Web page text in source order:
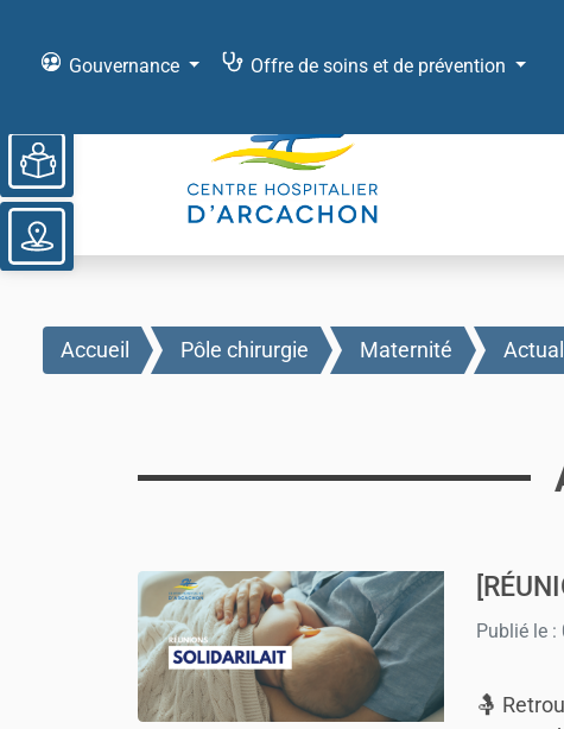
Gouvernance Offre de soins et de prévention
Ouvrir la barre d’outils
Accueil Pôle chirurgie Maternité
Publié le
🤱